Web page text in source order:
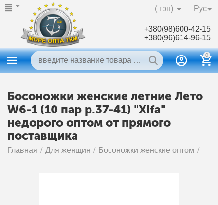
Рус
( грн)
+380(98)600-42-15
+380(96)614-96-15
0
Босоножки женские летние Лето
W6-1 (10 пар р.37-41) "Xifa"
недорого оптом от прямого
поставщика
Главная / Для женщин / Босоножки женские оптом /